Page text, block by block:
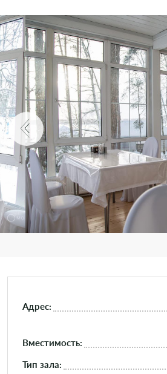
Адрес:
Вместимость:
Тип зала: